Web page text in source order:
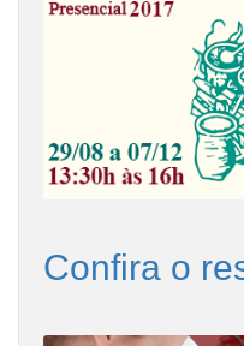
Confira o